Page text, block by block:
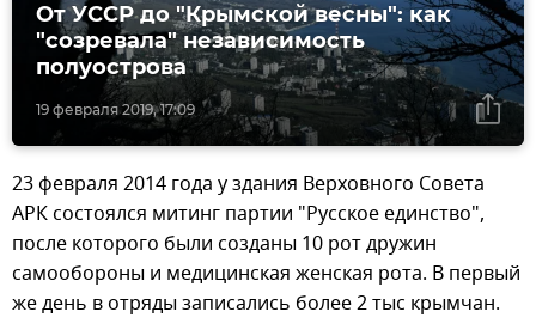
19 февраля 2019, 17:09
От УССР до "Крымской весны": как
"созревала" независимость
полуострова
23 февраля 2014 года у здания Верховного Совета
АРК состоялся митинг партии "Русское единство",
после которого были созданы 10 рот дружин
самообороны и медицинская женская рота. В первый
же день в отряды записались более 2 тыс крымчан.